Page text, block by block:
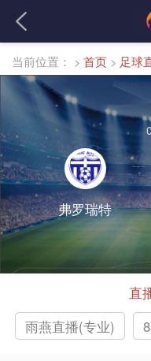
当前位置： > 首页 > 足球
弗罗瑞特
直
雨燕直播(专业)